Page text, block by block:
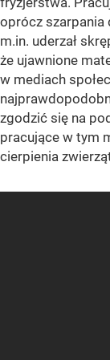
oprócz szarpania
m.in. uderzał
że ujawnione
w mediach
zgodzić się na
pracujące w tym
cierpienia